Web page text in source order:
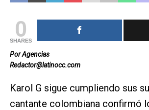
0
SHARES
Por Agencias
Redactor@latinocc.com
Karol G sigue cumpliendo sus
cantante colombiana confirmó